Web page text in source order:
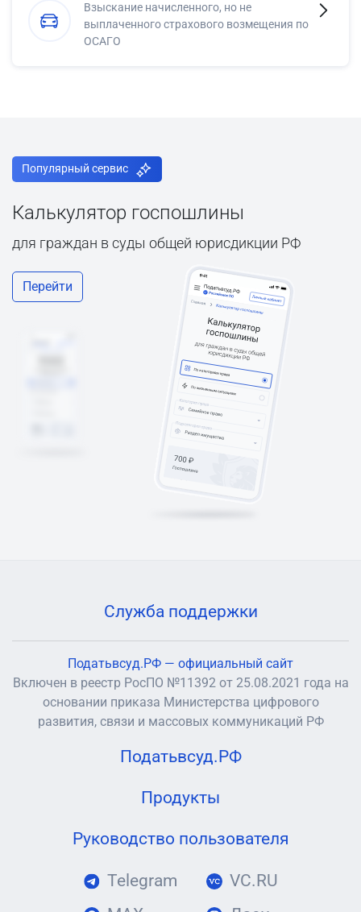
Взыскание начисленного, но не
выплаченного страхового возмещения по
ОСАГО
Популярный сервис
Калькулятор госпошлины
для граждан в суды общей юрисдикции РФ
Перейти
Служба поддержки
Податьвсуд.РФ — официальный сайт
Включен в реестр РосПО №11392 от 25.08.2021 года на
основании приказа Министерства цифрового
развития, связи и массовых коммуникаций РФ
Податьвсуд.РФ
Продукты
Руководство пользователя
Telegram
VC.RU